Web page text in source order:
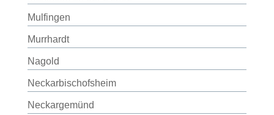
Mulfingen
Murrhardt
Nagold
Neckarbischofsheim
Neckargemünd